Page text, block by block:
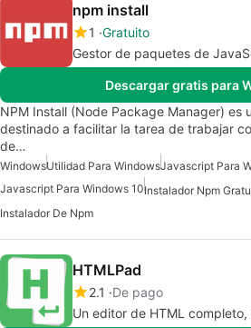
npm install
1 Gratuito
Gestor de paquetes de
Descargar gratis para
NPM Install (Node Package Manager) es
destinado a facilitar la tarea de trabajar
de…
WindowsUtilidad Para WindowsJavascript Para
Javascript Para Windows 10Instalador Npm
Instalador De Npm
HTMLPad
2.1
De pago
Un editor de HTML